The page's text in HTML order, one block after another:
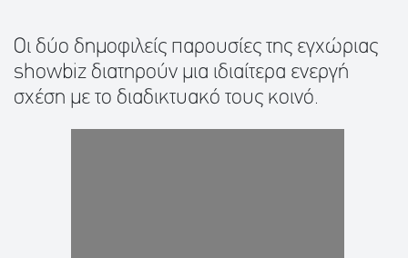
Οι δύο δημοφιλείς παρουσίες της εγχώριας
showbiz διατηρούν μια ιδιαίτερα ενεργή
σχέση με το διαδικτυακό τους κοινό.